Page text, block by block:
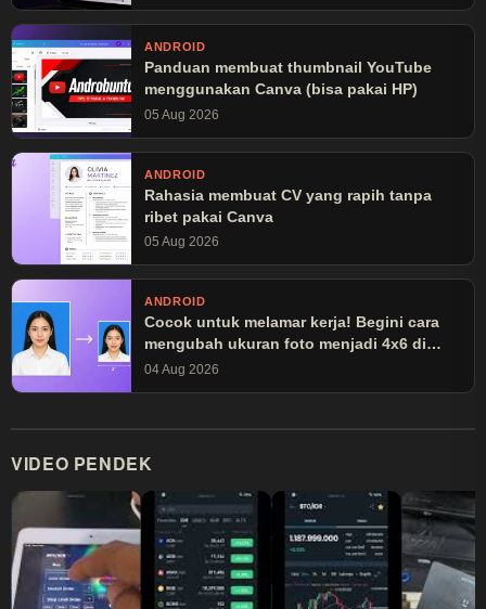
ANDROID
Panduan membuat thumbnail YouTube
menggunakan Canva (bisa pakai HP)
05 Aug 2026
ANDROID
Rahasia membuat CV yang rapih tanpa
ribet pakai Canva
05 Aug 2026
ANDROID
Cocok untuk melamar kerja! Begini cara
mengubah ukuran foto menjadi 4x6 di
Canva
04 Aug 2026
VIDEO PENDEK